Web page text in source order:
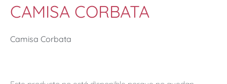
CAMISA CORBATA
Camisa Corbata